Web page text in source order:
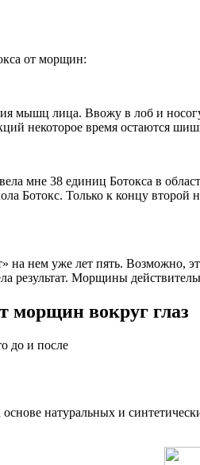
от морщин:
мышц лица. Ввожу в лоб и
некоторое время остаются
мне 38 единиц Ботокса в
Ботокс. Только к концу
на нем уже лет пять.
результат. Морщины
морщин вокруг глаз
натуральных и